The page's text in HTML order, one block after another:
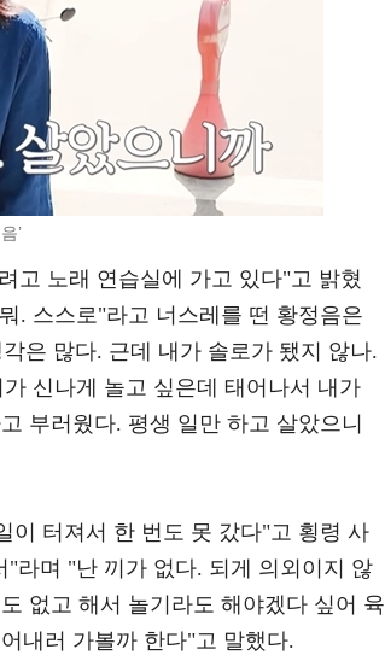
’
고 노래 연습실에 가고 있다"고 밝혔
. 스스로"라고 너스레를 떤 황정음은
은 많다. 근데 내가 솔로가 됐지 않나.
신나게 놀고 싶은데 태어나서 내가
부러웠다. 평생 일만 하고 살았으니
이 터져서 한 번도 못 갔다"고 횡령 사
라며 "난 끼가 없다. 되게 의외이지 않
없고 해서 놀기라도 해야겠다 싶어 육
내러 가볼까 한다"고 말했다.